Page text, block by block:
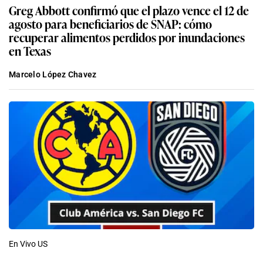
Greg Abbott confirmó que el plazo vence el 12 de
agosto para beneficiarios de SNAP: cómo
recuperar alimentos perdidos por inundaciones
en Texas
Marcelo López Chavez
En Vivo US